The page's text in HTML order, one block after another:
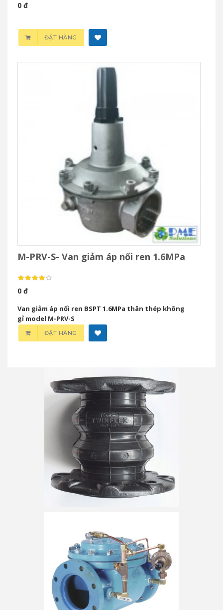
0 đ
ĐẶT HÀNG
M-PRV-S- Van giảm áp nối ren 1.6MPa
0 đ
Van giảm áp nối ren BSPT 1.6MPa thân thép không
gỉ model M-PRV-S
ĐẶT HÀNG